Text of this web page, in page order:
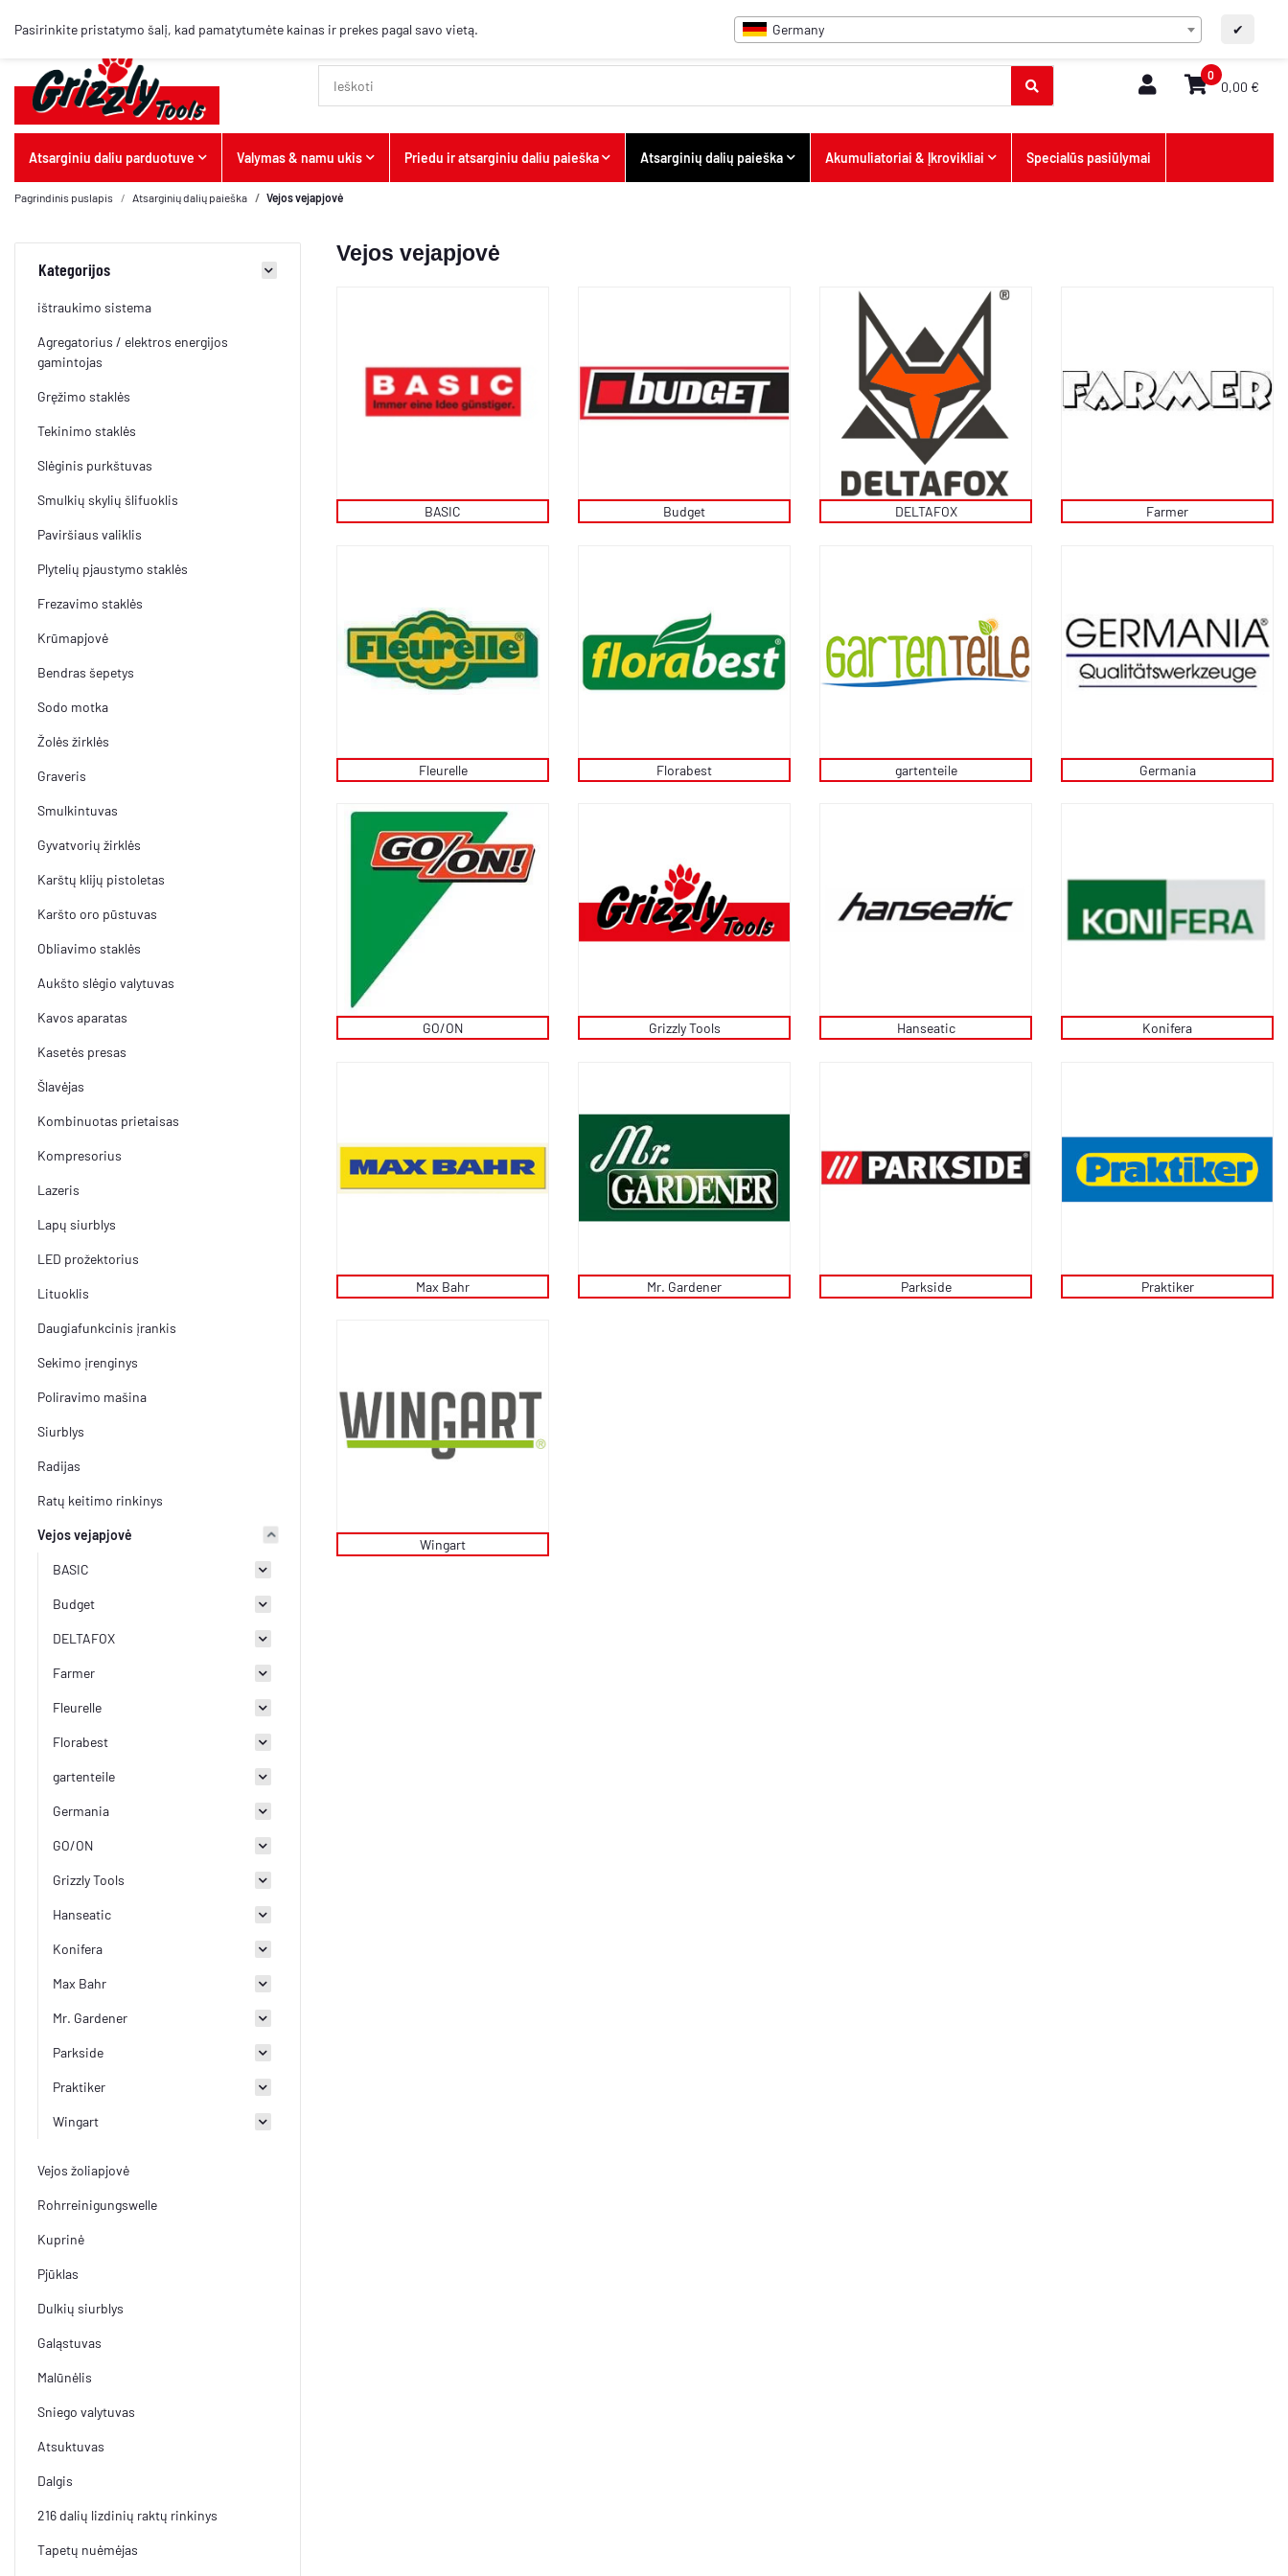
Pasirinkite pristatymo šalį, kad pamatytumėte kainas ir prekes pagal savo vietą. Germany ✔
LT DUK/Kontaktai
0
0,00 €
Atsarginiu daliu parduotuve Valymas & namu ukis Priedu ir atsarginiu daliu paieška Atsarginių dalių paieška Akumuliatoriai & Įkrovikliai Specialūs pasiūlymai
Pagrindinis puslapis Atsarginių dalių paieška Vejos vejapjovė
Vejos vejapjovė
BASIC Budget DELTAFOX Farmer
Fleurelle Florabest gartenteile Germania
GO/ON Grizzly Tools Hanseatic Konifera
Max Bahr Mr. Gardener Parkside Praktiker
Wingart
Kategorijos
ištraukimo sistema
Agregatorius / elektros energijos
gamintojas
Gręžimo staklės
Tekinimo staklės
Slėginis purkštuvas
Smulkių skylių šlifuoklis
Paviršiaus valiklis
Plytelių pjaustymo staklės
Frezavimo staklės
Krūmapjovė
Bendras šepetys
Sodo motka
Žolės žirklės
Graveris
Smulkintuvas
Gyvatvorių žirklės
Karštų klijų pistoletas
Karšto oro pūstuvas
Obliavimo staklės
Aukšto slėgio valytuvas
Kavos aparatas
Kasetės presas
Šlavėjas
Kombinuotas prietaisas
Kompresorius
Lazeris
Lapų siurblys
LED prožektorius
Lituoklis
Daugiafunkcinis įrankis
Sekimo įrenginys
Poliravimo mašina
Siurblys
Radijas
Ratų keitimo rinkinys
Vejos vejapjovė
BASIC
Budget
DELTAFOX
Farmer
Fleurelle
Florabest
gartenteile
Germania
GO/ON
Grizzly Tools
Hanseatic
Konifera
Max Bahr
Mr. Gardener
Parkside
Praktiker
Wingart
Vejos žoliapjovė
Rohrreinigungswelle
Kuprinė
Pjūklas
Dulkių siurblys
Galąstuvas
Malūnėlis
Sniego valytuvas
Atsuktuvas
Dalgis
216 dalių lizdinių raktų rinkinys
Tapetų nuėmėjas